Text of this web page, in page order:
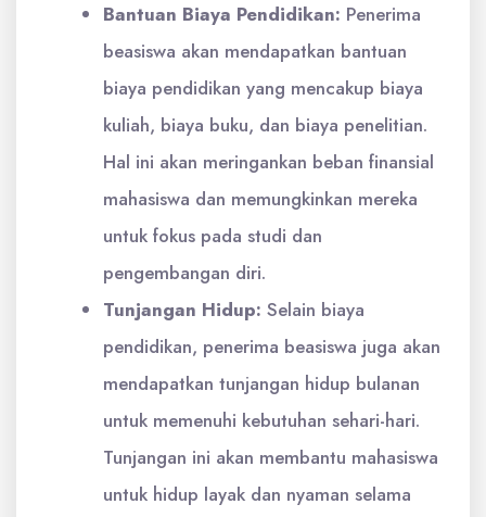
Bantuan Biaya Pendidikan: Penerima
beasiswa akan mendapatkan bantuan
biaya pendidikan yang mencakup biaya
kuliah, biaya buku, dan biaya penelitian.
Hal ini akan meringankan beban finansial
mahasiswa dan memungkinkan mereka
untuk fokus pada studi dan
pengembangan diri.
Tunjangan Hidup: Selain biaya
pendidikan, penerima beasiswa juga akan
mendapatkan tunjangan hidup bulanan
untuk memenuhi kebutuhan sehari-hari.
Tunjangan ini akan membantu mahasiswa
untuk hidup layak dan nyaman selama